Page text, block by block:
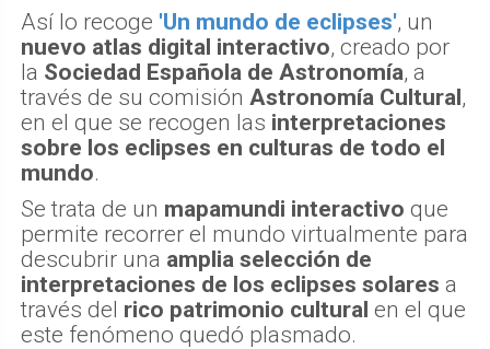
Así lo recoge 'Un mundo de eclipses', un
nuevo atlas digital interactivo, creado por
la Sociedad Española de Astronomía, a
través de su comisión Astronomía Cultural,
en el que se recogen las interpretaciones
sobre los eclipses en culturas de todo el
mundo.
Se trata de un mapamundi interactivo que
permite recorrer el mundo virtualmente para
descubrir una amplia selección de
interpretaciones de los eclipses solares a
través del rico patrimonio cultural en el que
este fenómeno quedó plasmado.